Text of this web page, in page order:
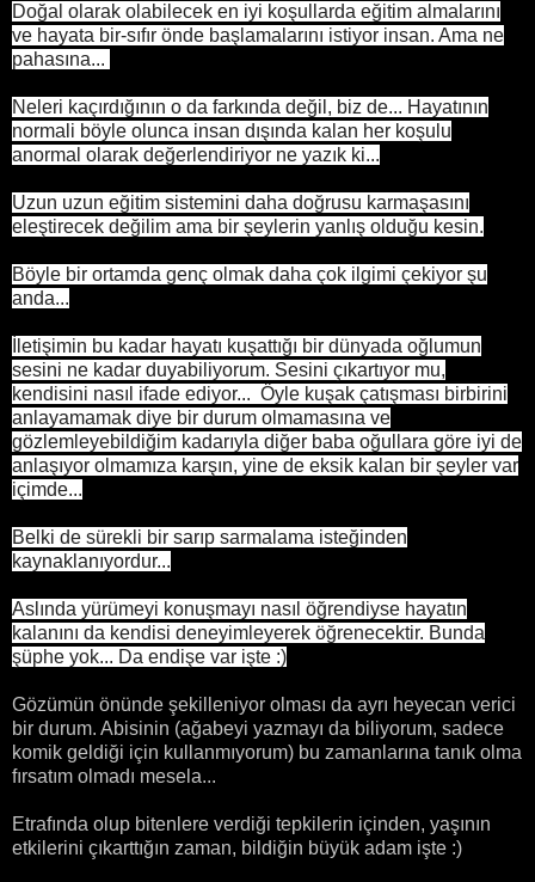
Doğal olarak olabilecek en iyi koşullarda eğitim almalarını
ve hayata bir-sıfır önde başlamalarını istiyor insan. Ama ne
pahasına...
Neleri kaçırdığının o da farkında değil, biz de... Hayatının
normali böyle olunca insan dışında kalan her koşulu
anormal olarak değerlendiriyor ne yazık ki...
Uzun uzun eğitim sistemini daha doğrusu karmaşasını
eleştirecek değilim ama bir şeylerin yanlış olduğu kesin.
Böyle bir ortamda genç olmak daha çok ilgimi çekiyor şu
anda...
İletişimin bu kadar hayatı kuşattığı bir dünyada oğlumun
sesini ne kadar duyabiliyorum. Sesini çıkartıyor mu,
kendisini nasıl ifade ediyor... Öyle kuşak çatışması birbirini
anlayamamak diye bir durum olmamasına ve
gözlemleyebildiğim kadarıyla diğer baba oğullara göre iyi de
anlaşıyor olmamıza karşın, yine de eksik kalan bir şeyler var
içimde...
Belki de sürekli bir sarıp sarmalama isteğinden
kaynaklanıyordur...
Aslında yürümeyi konuşmayı nasıl öğrendiyse hayatın
kalanını da kendisi deneyimleyerek öğrenecektir. Bunda
şüphe yok... Da endişe var işte :)
Gözümün önünde şekilleniyor olması da ayrı heyecan verici
bir durum. Abisinin (ağabeyi yazmayı da biliyorum, sadece
komik geldiği için kullanmıyorum) bu zamanlarına tanık olma
fırsatım olmadı mesela...
Etrafında olup bitenlere verdiği tepkilerin içinden, yaşının
etkilerini çıkarttığın zaman, bildiğin büyük adam işte :)